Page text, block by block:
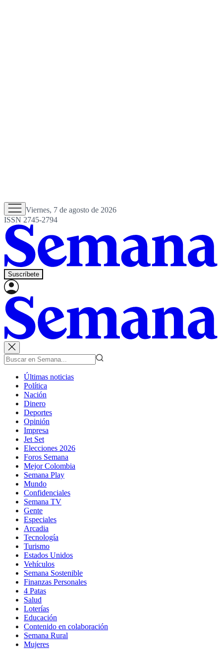
Viernes, 7 de agosto de 2026
ISSN 2745-2794
Suscríbete
Últimas noticias
Política
Nación
Dinero
Deportes
Opinión
Impresa
Jet Set
Elecciones 2026
Foros Semana
Mejor Colombia
Semana Play
Mundo
Confidenciales
Semana TV
Gente
Especiales
Arcadia
Tecnología
Turismo
Estados Unidos
Vehículos
Semana Sostenible
Finanzas Personales
4 Patas
Salud
Loterías
Educación
Contenido en colaboración
Semana Rural
Mujeres